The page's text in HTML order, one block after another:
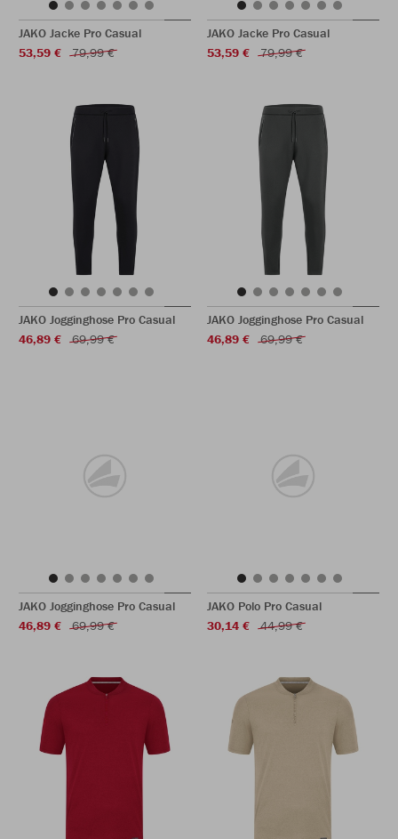
JAKO Jacke Pro Casual
53,59 €
79,99 €
JAKO Jacke Pro Casual
53,59 €
79,99 €
JAKO Jogginghose Pro Casual
46,89 €
69,99 €
JAKO Jogginghose Pro Casual
46,89 €
69,99 €
JAKO Jogginghose Pro Casual
46,89 €
69,99 €
JAKO Polo Pro Casual
30,14 €
44,99 €